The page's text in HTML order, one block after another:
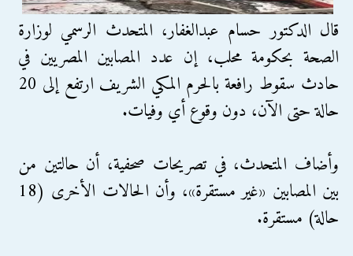
قال الدكتور حسام عبدالغفار، المتحدث الرسمي لوزارة
الصحة بحكومة محلب، إن عدد المصابين المصريين في
حادث سقوط رافعة بالحرم المكي الشريف ارتفع إلى 20
حالة حتى الآن، دون وقوع أي وفيات.
وأضاف المتحدث، في تصريحات صحفية، أن حالتين من
بين المصابين «غير مستقرة»، وأن الحالات الأخرى (18
حالة) مستقرة.